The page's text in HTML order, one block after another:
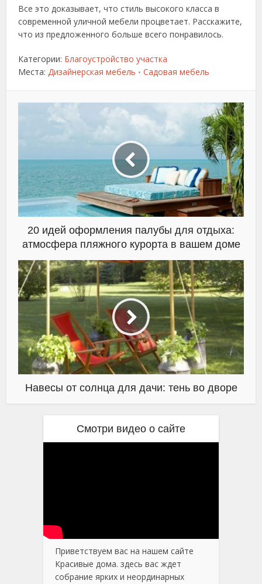
Все это доказывает, что стиль высокого класса в
современной уличной мебели процветает. Расскажите,
что из предложенного больше всего понравилось.
Категории: Благоустройство участка
Места:Дизайнерская мебель • Садовая мебель
20 идей оформления палубы для отдыха:
атмосфера пляжного курорта в вашем доме
Навесы от солнца для дачи: тень во дворе
Смотри видео о сайте
Приветствуем вас на нашем сайте
Красивые дома. здесь вас ждет
собрание ярких и неординарных